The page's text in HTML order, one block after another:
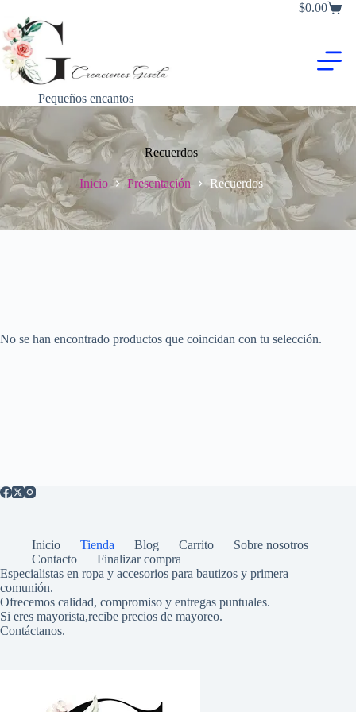
contenido
Carro
$0.00
Pequeños encantos
Recuerdos
Inicio Presentación Recuerdos
No se han encontrado productos que coincidan con tu selección.
Inicio Tienda Blog Carrito
Sobre nosotros
Contacto
Finalizar compra
Especialistas en ropa y accesorios para bautizos y primera
comunión.
Ofrecemos calidad, compromiso y entregas puntuales.
Si eres mayorista,recibe precios de mayoreo.
Contáctanos.